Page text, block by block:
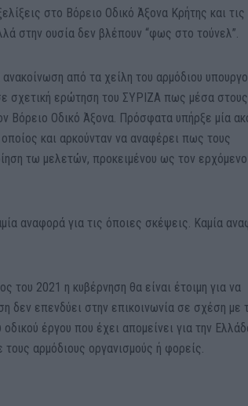
στο Βόρειο Οδικό Άξονα Κρήτης και
στην ουσία δεν βλέπουν “φως στο τούνελ”.
ανακοίνωση από τα χείλη του αρμόδιου
σχετική ερώτηση του ΣΥΡΙΖΑ πως μέσα στους
Βόρειο Οδικό Άξονα. Πρόσφατα υπήρξε μία
και αρκούνταν να αναφέρει πως τους
τω μελετών, προκειμένου ως τον ερχόμενο
αναφορά για τις όποιες σκέψεις. Καμία
του 2021 η κυβέρνηση θα είναι έτοιμη για να
δεν επενδύει στην επικοινωνία σε σχέση με
έργου που έχει απομείνει για την
αρμόδιους οργανισμούς ή φορείς.